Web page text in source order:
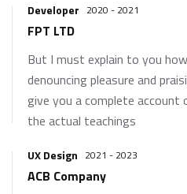
Developer 2020 - 2021
FPT LTD
But I must explain to you
denouncing pleasure and
give you a complete
the actual teachings
UX Design 2021 - 2023
ACB Company